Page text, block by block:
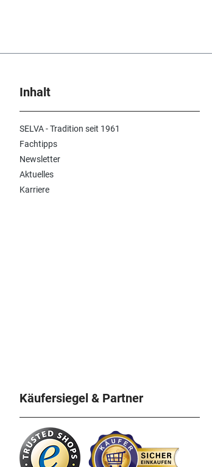
Inhalt
SELVA - Tradition seit 1961
Fachtipps
Newsletter
Aktuelles
Karriere
Käufersiegel & Partner